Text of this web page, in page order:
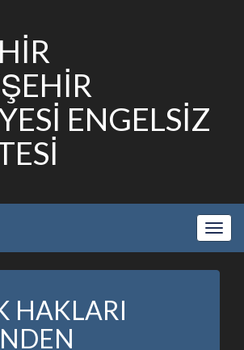
ENGELSİZ
Show
HAKLARI